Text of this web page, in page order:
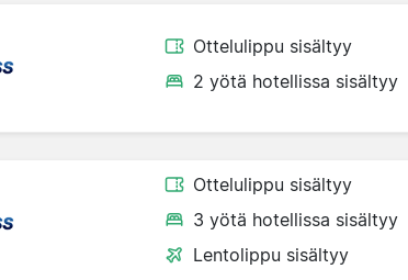
Ottelulippu sisältyy
2 yötä hotellissa sisältyy
Ottelulippu sisältyy
3 yötä hotellissa sisältyy
Lentolippu sisältyy